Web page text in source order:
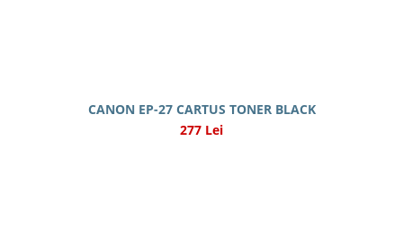
CANON EP-27 CARTUS TONER BLACK
277 Lei